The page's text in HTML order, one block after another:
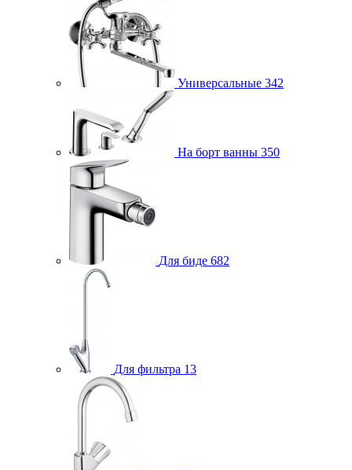
Универсальные 342
На борт ванны 350
Для биде 682
Для фильтра 13